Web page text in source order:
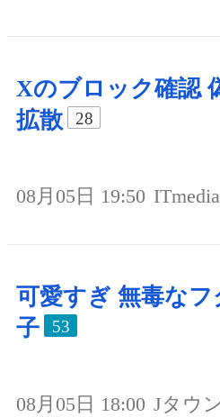
Xのブロック確認
拡散
28
08月05日 19:50
可愛すぎ 無毒なフ
子
53
08月05日 18:00 Jタウ